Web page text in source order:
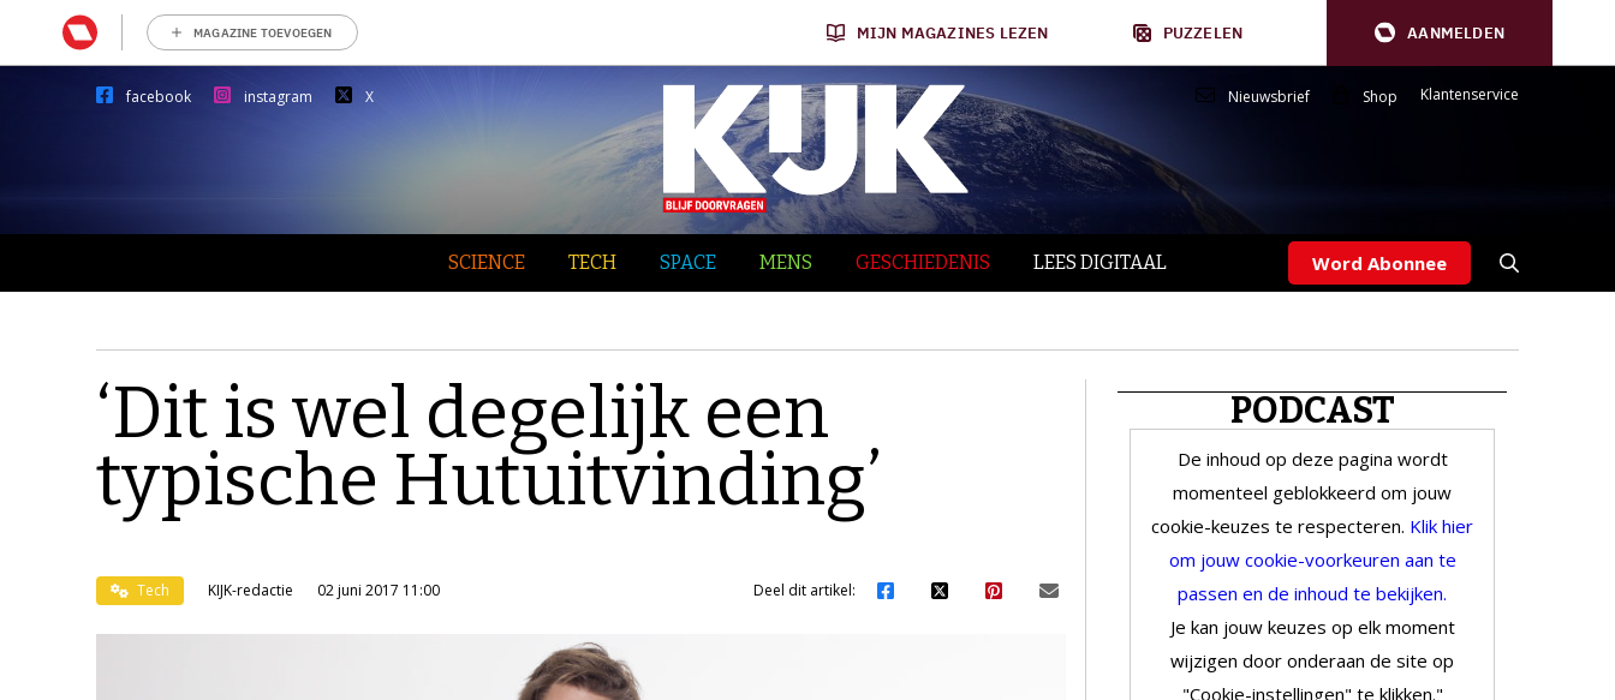
MAGAZINE TOEVOEGEN MIJN MAGAZINES LEZEN PUZZELEN AANMELDEN
facebook instagram X Nieuwsbrief Shop Klantenservice
SCIENCE TECH SPACE MENS GESCHIEDENIS LEES DIGITAAL Word Abonnee
‘Dit is wel degelijk een
typische Hutuitvinding’
Tech KIJK-redactie 02 juni 2017 11:00 Deel dit artikel:
PODCAST
De inhoud op deze pagina wordt
momenteel geblokkeerd om jouw
cookie-keuzes te respecteren. Klik hier
om jouw cookie-voorkeuren aan te
passen en de inhoud te bekijken.
Je kan jouw keuzes op elk moment
wijzigen door onderaan de site op
"Cookie-instellingen" te klikken."